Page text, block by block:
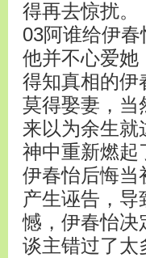
得再去惊扰。
03阿谁给伊
他并不心爱她
得知真相的伊
莫得娶妻，当
来以为余生就
神中重新燃起
伊春怡后悔当
产生诬告，
憾，伊春怡决
谈主错过了太